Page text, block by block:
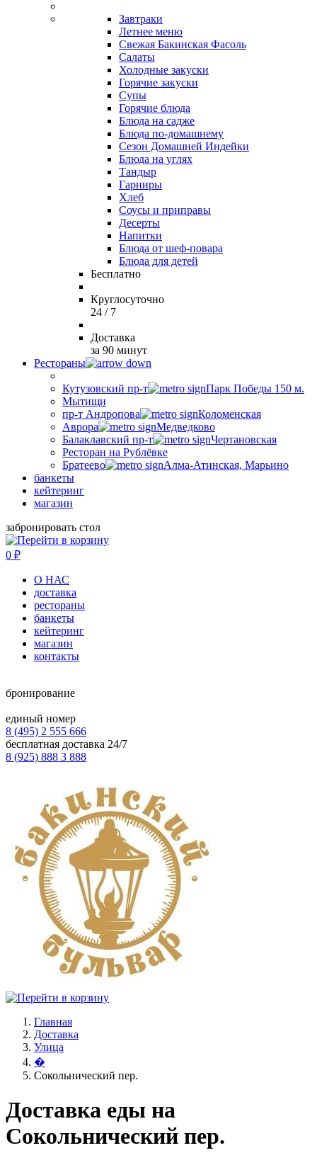
Завтраки
Летнее меню
Свежая Бакинская Фасоль
Салаты
Холодные закуски
Горячие закуски
Супы
Горячие блюда
Блюда на садже
Блюда по-домашнему
Сезон Домашней Индейки
Блюда на углях
Тандыр
Гарниры
Хлеб
Соусы и приправы
Десерты
Напитки
Блюда от шеф-повара
Блюда для детей
Бесплатно
Круглосуточно
24 / 7
Доставка
за 90 минут
Рестораны
Кутузовский пр-т
Парк Победы 150 м.
Мытищи
пр-т Андропова
Коломенская
Аврора
Медведково
Балаклавский пр-т
Чертановская
Ресторан на Рублёвке
Братеево
Алма-Атинская, Марьино
банкеты
кейтеринг
магазин
забронировать стол
0 ₽
О НАС
доставка
рестораны
банкеты
кейтеринг
магазин
контакты
бронирование
единый номер
8 (495) 2 555 666
бесплатная доставка 24/7
8 (925) 888 3 888
Главная
Доставка
Улица
�
Сокольнический пер.
Доставка еды на
Сокольнический пер.